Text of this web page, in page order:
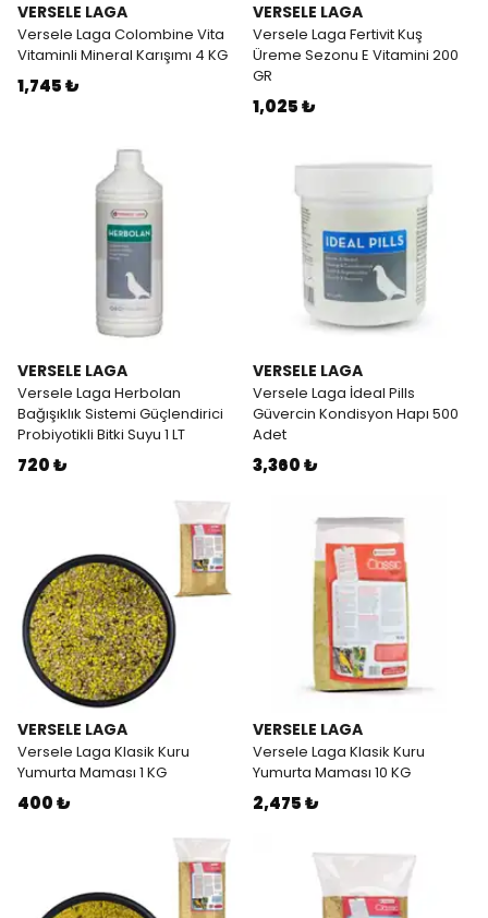
VERSELE LAGA
Versele Laga Colombine Vita
Vitaminli Mineral Karışımı 4 KG
1,745 ₺
VERSELE LAGA
Versele Laga Fertivit Kuş
Üreme Sezonu E Vitamini 200
GR
1,025 ₺
VERSELE LAGA
Versele Laga Herbolan
Bağışıklık Sistemi Güçlendirici
Probiyotikli Bitki Suyu 1 LT
720 ₺
VERSELE LAGA
Versele Laga İdeal Pills
Güvercin Kondisyon Hapı 500
Adet
3,360 ₺
VERSELE LAGA
Versele Laga Klasik Kuru
Yumurta Maması 1 KG
400 ₺
VERSELE LAGA
Versele Laga Klasik Kuru
Yumurta Maması 10 KG
2,475 ₺